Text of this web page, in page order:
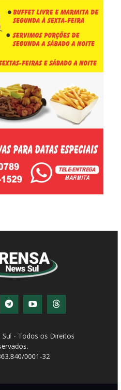
- Todos os Direitos
0001-32